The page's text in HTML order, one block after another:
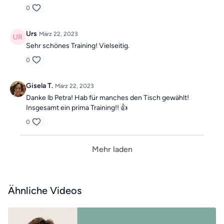
0
Urs März 22, 2023
Sehr schönes Training! Vielseitig.
0
Gisela T. März 22, 2023
Danke lb Petra! Hab für manches den Tisch gewählt!
Insgesamt ein prima Training!! 👍
0
Mehr laden
Ähnliche Videos